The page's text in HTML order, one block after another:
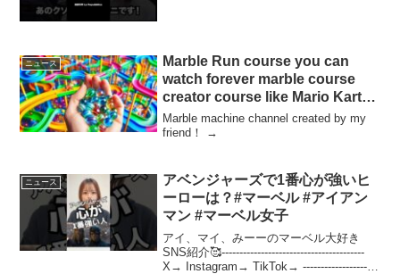
ニュース
Marble Run course you can
watch forever marble course
creator course like Mario Kart
Race ASMR
Marble machine channel created by my
friend！ →
ニュース
アベンジャーズで1番心が強いヒ
ーローは？#マーベル #アイアン
マン #マーベル女子
アイ、マイ、みーーのマーベル大好き
SNS紹介🥰----------------------------------------
X→ Instagram→ TikTok→ ---------------------